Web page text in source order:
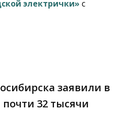
электрички» с
заявили в
32 тысячи